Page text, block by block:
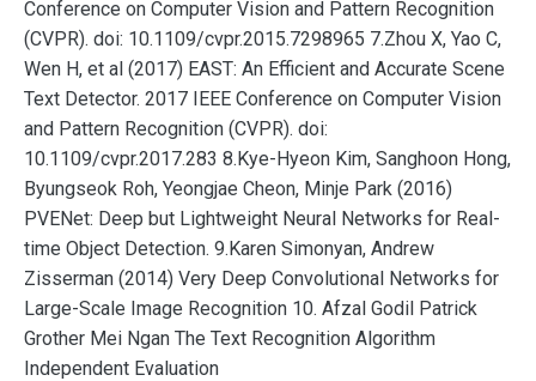
Conference on Computer Vision and Pattern Recognition
(CVPR). doi: 10.1109/cvpr.2015.7298965 7.Zhou X, Yao C,
Wen H, et al (2017) EAST: An Efficient and Accurate Scene
Text Detector. 2017 IEEE Conference on Computer Vision
and Pattern Recognition (CVPR). doi:
10.1109/cvpr.2017.283 8.Kye-Hyeon Kim, Sanghoon Hong,
Byungseok Roh, Yeongjae Cheon, Minje Park (2016)
PVENet: Deep but Lightweight Neural Networks for Real-
time Object Detection. 9.Karen Simonyan, Andrew
Zisserman (2014) Very Deep Convolutional Networks for
Large-Scale Image Recognition 10. Afzal Godil Patrick
Grother Mei Ngan The Text Recognition Algorithm
Independent Evaluation